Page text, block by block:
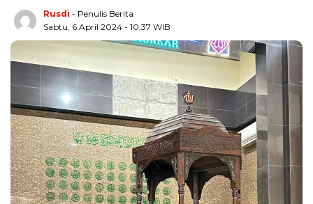
Rusdi - Penulis Berita
Sabtu, 6 April 2024 - 10:37 WIB